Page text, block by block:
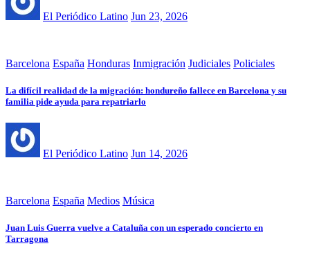
El Periódico Latino Jun 23, 2026
Barcelona España Honduras Inmigración Judiciales Policiales
La difícil realidad de la migración: hondureño fallece en Barcelona y su
familia pide ayuda para repatriarlo
El Periódico Latino Jun 14, 2026
Barcelona España Medios Música
Juan Luis Guerra vuelve a Cataluña con un esperado concierto en
Tarragona